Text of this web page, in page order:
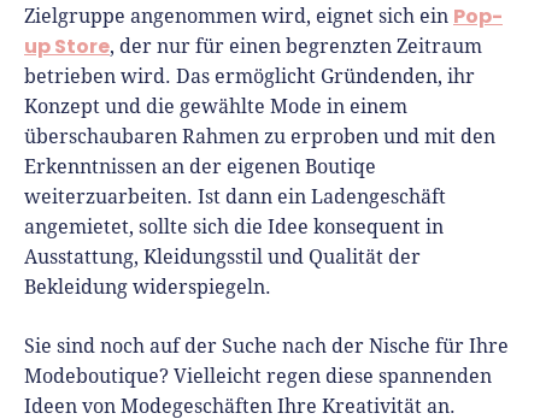
Zielgruppe angenommen wird, eignet sich ein Pop-
up Store, der nur für einen begrenzten Zeitraum
betrieben wird. Das ermöglicht Gründenden, ihr
Konzept und die gewählte Mode in einem
überschaubaren Rahmen zu erproben und mit den
Erkenntnissen an der eigenen Boutiqe
weiterzuarbeiten. Ist dann ein Ladengeschäft
angemietet, sollte sich die Idee konsequent in
Ausstattung, Kleidungsstil und Qualität der
Bekleidung widerspiegeln.
Sie sind noch auf der Suche nach der Nische für Ihre
Modeboutique? Vielleicht regen diese spannenden
Ideen von Modegeschäften Ihre Kreativität an.